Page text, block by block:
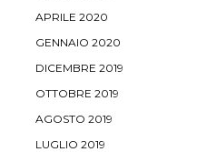
APRILE 2020
GENNAIO 2020
DICEMBRE 2019
OTTOBRE 2019
AGOSTO 2019
LUGLIO 2019